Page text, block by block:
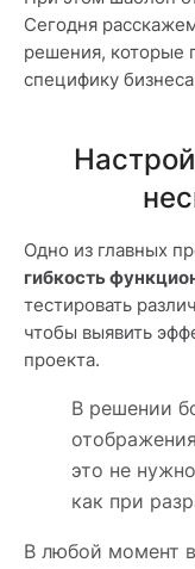
Сегодня
решения, которые
специфику
Одно из главных
гибкость
тестировать
чтобы выявить
проекта.
В решении
это не
как при
В любой момент